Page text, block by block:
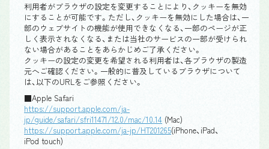
利用者がブラウザの設定を変更することにより、クッキーを無効
にすることが可能です。ただし、クッキーを無効にした場合は、一
部のウェブサイトの機能が使用できなくなる、一部のページが正
しく表示されなくなる、または当社のサービスの一部が受けられ
ない場合があることをあらかじめご了承ください。
クッキーの設定の変更を希望される利用者は、各ブラウザの製造
元へご確認ください。一般的に普及しているブラウザについて
は、以下のURLをご参照ください。
■Apple Safari
https://support.apple.com/ja-
jp/guide/safari/sfri11471/12.0/mac/10.14 (Mac)
https://support.apple.com/ja-jp/HT201265(iPhone、iPad、
iPod touch)